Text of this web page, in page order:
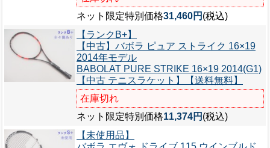
ネット限定特別価格31,460円 (税込)
【ランクB+】
【中古】バボラ ピュア ストライク 16×19
2014年モデル
BABOLAT PURE STRIKE 16×19 2014(G1)
【中古 テニスラケット】【送料無料】
在庫切れ
ネット限定特別価格11,374円 (税込)
【未使用品】